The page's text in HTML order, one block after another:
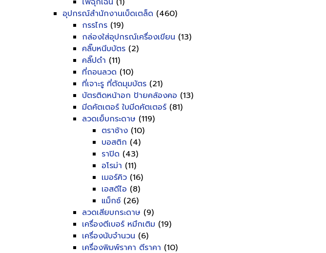
อุปกรณ์สำนักงานเบ็ดเตล็ด (460)
กรรไกร (19)
กล่องใส่อุปกรณ์เครื่องเขียน (13)
คลิ๊บหนีบบัตร (2)
คลิ๊ปดำ (11)
ที่ถอนลวด (10)
ที่เจาะรู ที่ตัดมุมบัตร (21)
บัตรติดหน้าอก ป้ายคล้องคอ (13)
มีดคัตเตอร์ ใบมีดคัตเตอร์ (81)
ลวดเย็บกระดาษ (119)
ตราช้าง (10)
บอสติก (4)
ราปิด (43)
อโรม่า (11)
เมอร์คิว (16)
เอสดีไอ (8)
แม็กซ์ (26)
ลวดเสียบกระดาษ (9)
เครื่องตีเบอร์ หมึกเติม (19)
เครื่องนับจำนวน (6)
เครื่องพิมพ์ราคา ตีราคา (10)